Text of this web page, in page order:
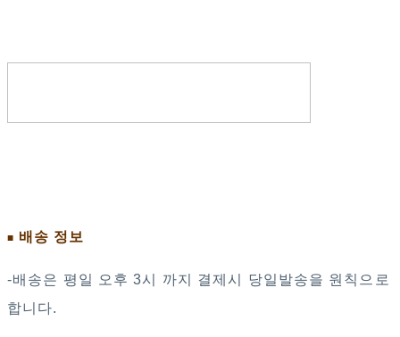
■ 배송 정보
-배송은 평일 오후 3시 까지 결제시 당일발송을 원칙으로
합니다.